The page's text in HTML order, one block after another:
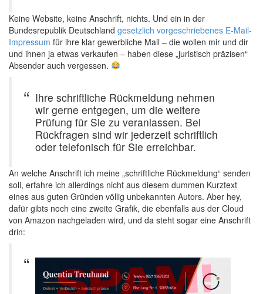
Keine Website, keine Anschrift, nichts. Und ein in der
Bundesrepublik Deutschland gesetzlich vorgeschriebenes E-Mail-
Impressum für ihre klar gewerbliche Mail – die wollen mir und dir
und ihnen ja etwas verkaufen – haben diese „juristisch präzisen“
Absender auch vergessen.
Ihre schriftliche Rückmeldung nehmen
wir gerne entgegen, um die weitere
Prüfung für Sie zu veranlassen. Bei
Rückfragen sind wir jederzeit schriftlich
oder telefonisch für Sie erreichbar.
An welche Anschrift ich meine „schriftliche Rückmeldung“ senden
soll, erfahre ich allerdings nicht aus diesem dummen Kurztext
eines aus guten Gründen völlig unbekannten Autors. Aber hey,
dafür gibts noch eine zweite Grafik, die ebenfalls aus der Cloud
von Amazon nachgeladen wird, und da steht sogar eine Anschrift
drin: